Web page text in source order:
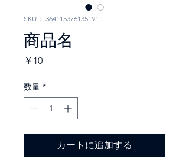
SKU： 364115376135191
商品名
￥10価
数量 *
カートに追加する